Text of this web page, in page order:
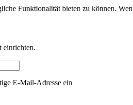
Funktionalität bieten zu können.
einrichten.
E-Mail-Adresse ein